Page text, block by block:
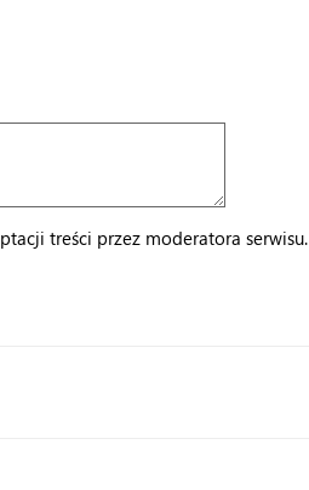
treści przez moderatora serwisu.